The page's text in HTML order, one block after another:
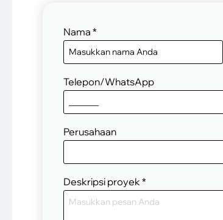
Nama *
Telepon/WhatsApp
Perusahaan
Deskripsi proyek*